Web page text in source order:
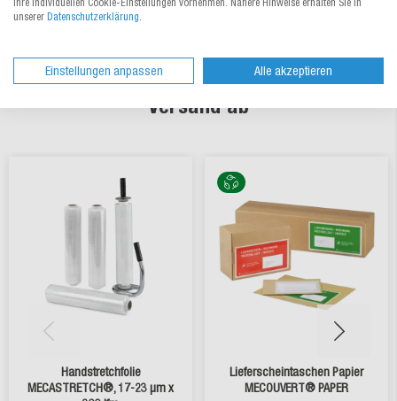
Diese Verpackungslösungen runden Ihren
Versand ab
Handstretchfolie
MECASTRETCH®, 17-23 µm x
Lieferscheintaschen Papier
MECOUVERT® PAPER
Ihre individuellen Cookie-Einstellungen vornehmen. Nähere Hinweise erhalten Sie in
unserer Datenschutzerklärung.
Einstellungen anpassen Alle akzeptieren